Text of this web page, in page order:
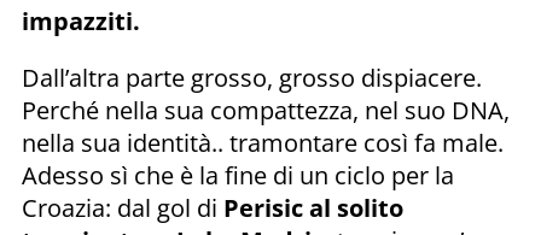
impazziti.
Dall’altra parte grosso, grosso dispiacere.
Perché nella sua compattezza, nel suo DNA,
nella sua identità.. tramontare così fa male.
Adesso sì che è la fine di un ciclo per la
Croazia: dal gol di Perisic al solito